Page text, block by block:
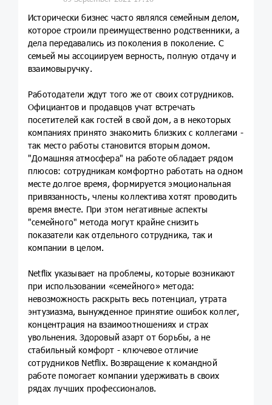
Исторически бизнес часто являлся семейным делом,
которое строили преимущественно родственники, а
дела передавались из поколения в поколение. С
семьей мы ассоциируем верность, полную отдачу и
взаимовыручку.
Работодатели ждут того же от своих сотрудников.
Официантов и продавцов учат встречать
посетителей как гостей в свой дом, а в некоторых
компаниях принято знакомить близких с коллегами -
так место работы становится вторым домом.
"Домашняя атмосфера" на работе обладает рядом
плюсов: сотрудникам комфортно работать на одном
месте долгое время, формируется эмоциональная
привязанность, члены коллектива хотят проводить
время вместе. При этом негативные аспекты
"семейного" метода могут крайне снизить
показатели как отдельного сотрудника, так и
компании в целом.
Netflix указывает на проблемы, которые возникают
при использовании «семейного» метода:
невозможность раскрыть весь потенциал, утрата
энтузиазма, вынужденное принятие ошибок коллег,
концентрация на взаимоотношениях и страх
увольнения. Здоровый азарт от борьбы, а не
стабильный комфорт - ключевое отличие
сотрудников Netflix. Возвращение к командной
работе помогает компании удерживать в своих
рядах лучших профессионалов.